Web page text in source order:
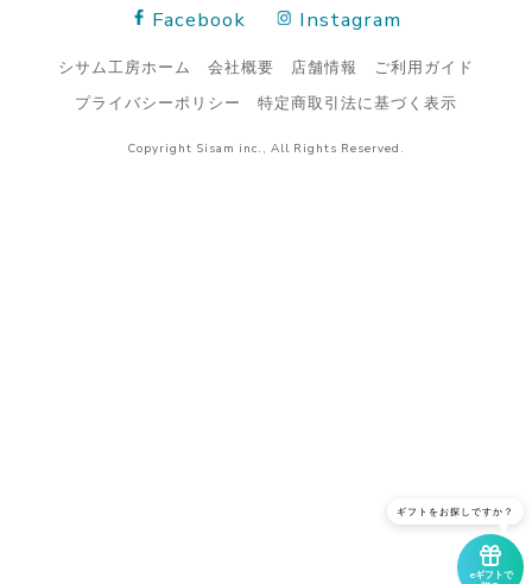
Facebook Instagram
シサム工房ホーム 会社概要 店舗情報
ご利用ガイド
プライバシーポリシー
特定商取引法に基づく表示
Copyright Sisam inc., All Rights Reserved.
eギフトで
ギフトをお探しですか？